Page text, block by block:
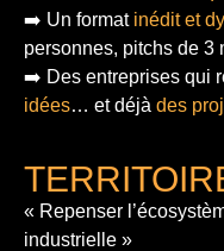
➡️ Un format inédit et
personnes, pitchs de 3
➡️ Des entreprises qui
idées… et déjà des
« Repenser
industrielle »